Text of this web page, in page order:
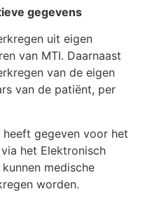
gegevens
uit eigen
van MTI. Daarnaast
van de eigen
van de patiënt, per
gegeven voor het
het Elektronisch
medische
worden.